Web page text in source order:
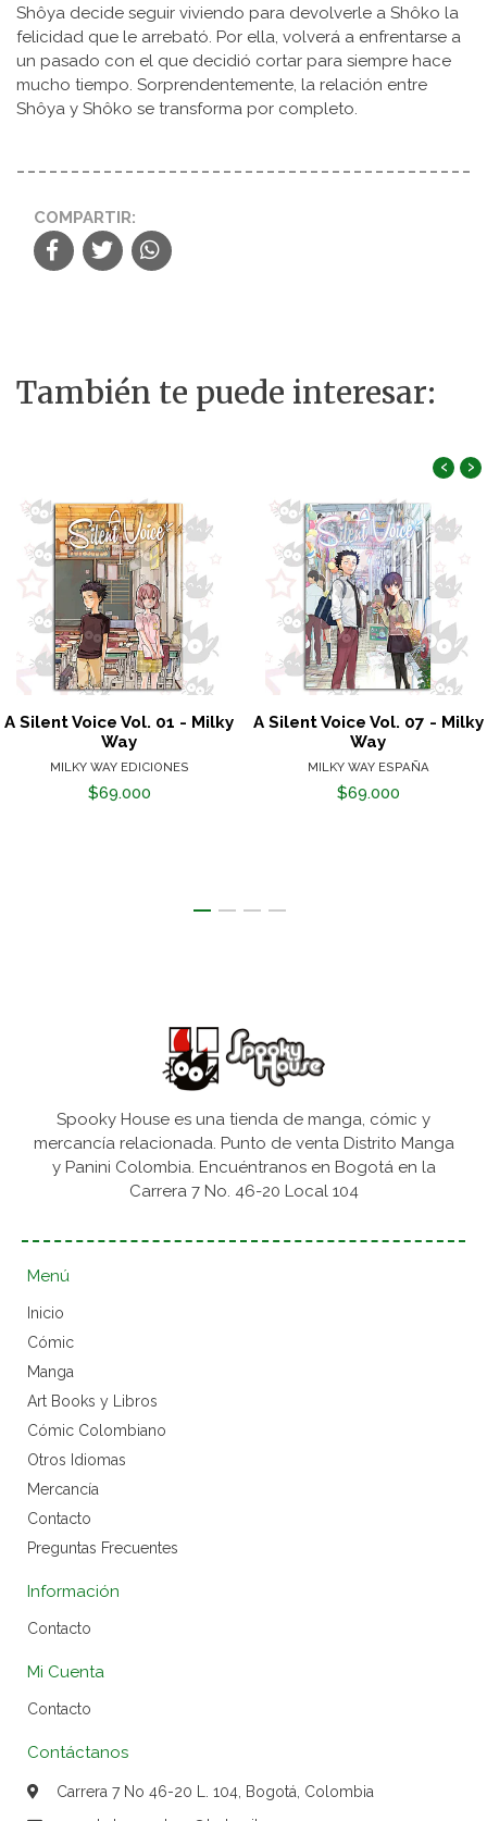
Shôya decide seguir viviendo para devolverle a Shôko la
felicidad que le arrebató. Por ella, volverá a enfrentarse a
un pasado con el que decidió cortar para siempre hace
mucho tiempo. Sorprendentemente, la relación entre
Shôya y Shôko se transforma por completo.
COMPARTIR:
También te puede interesar:
A Silent Voice Vol. 01 - Milky
Way
MILKY WAY EDICIONES
$69.000
A Silent Voice Vol. 07 - Milky
Way
MILKY WAY ESPAÑA
$69.000
‹ ›
Spooky House es una tienda de manga, cómic y
mercancía relacionada. Punto de venta Distrito Manga
y Panini Colombia. Encuéntranos en Bogotá en la
Carrera 7 No. 46-20 Local 104
Menú
Inicio
Cómic
Manga
Art Books y Libros
Cómic Colombiano
Otros Idiomas
Mercancía
Contacto
Preguntas Frecuentes
Información
Contacto
Mi Cuenta
Contacto
Contáctanos
Carrera 7 No 46-20 L. 104, Bogotá, Colombia